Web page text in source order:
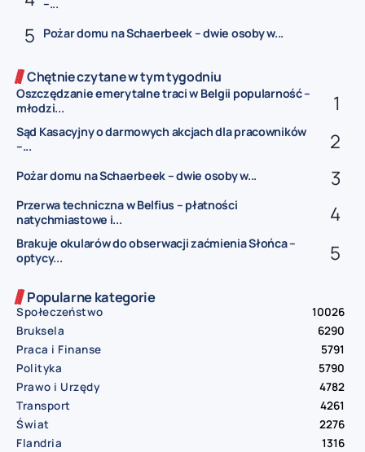
–...
Pożar domu na Schaerbeek – dwie osoby w...
Chętnie czytane w tym tygodniu
Oszczędzanie emerytalne traci w Belgii popularność –
młodzi...
Sąd Kasacyjny o darmowych akcjach dla pracowników
–...
Pożar domu na Schaerbeek – dwie osoby w...
Przerwa techniczna w Belfius – płatności
natychmiastowe i...
Brakuje okularów do obserwacji zaćmienia Słońca –
optycy...
Popularne kategorie
Społeczeństwo
10026
Bruksela
6290
Praca i Finanse
5791
Polityka
5790
Prawo i Urzędy
4782
Transport
4261
Świat
2276
Flandria
1316